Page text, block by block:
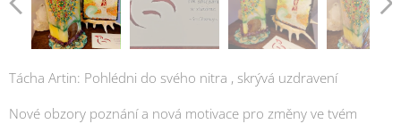
Tácha Artin: Pohlédni do svého nitra , skrývá uzdravení
Nové obzory poznání a nová motivace pro změny ve tvém